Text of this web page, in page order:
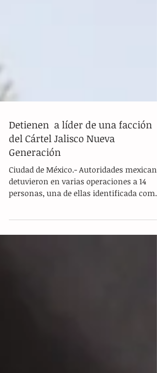
Detienen a líder de una facción
del Cártel Jalisco Nueva
Generación
Ciudad de México.- Autoridades
detuvieron en varias operaciones a 14
líder de una...